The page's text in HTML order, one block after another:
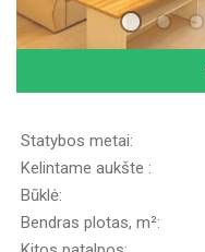
Statybos metai:
Kelintame aukšte :
Būklė:
Bendras plotas, m²: